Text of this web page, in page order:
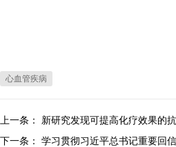
心血管疾病
上一条： 新研究发现可提高化疗效果的
下一条： 学习贯彻习近平总书记重要回